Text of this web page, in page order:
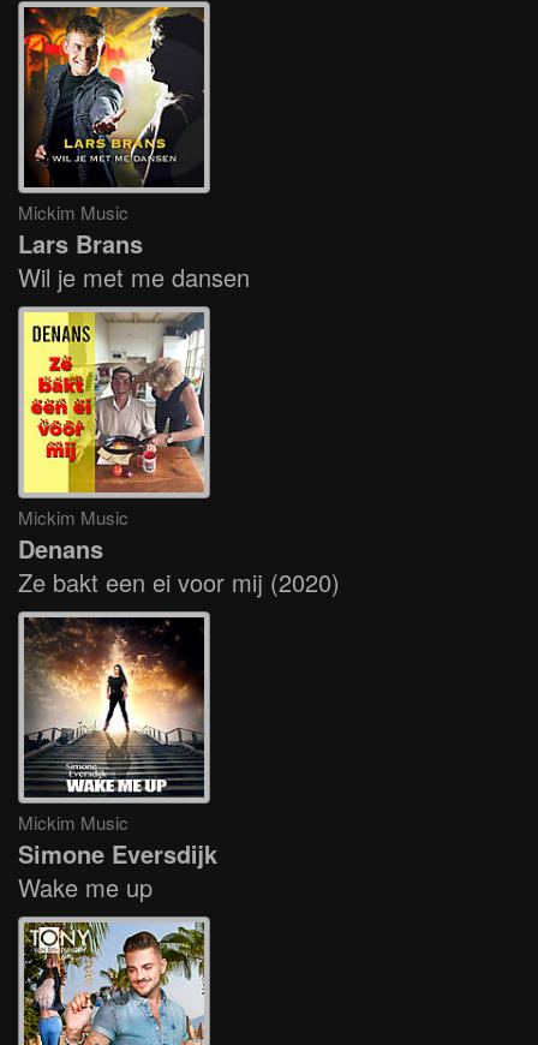
Mickim Music
Lars Brans
Wil je met me dansen
Mickim Music
Denans
Ze bakt een ei voor mij (2020)
Mickim Music
Simone Eversdijk
Wake me up